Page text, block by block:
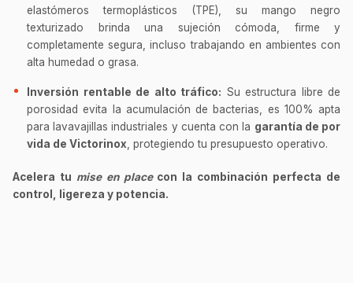
elastómeros termoplásticos (TPE), su mango negro
texturizado brinda una sujeción cómoda, firme y
completamente segura, incluso trabajando en ambientes con
alta humedad o grasa.
Inversión rentable de alto tráfico: Su estructura libre de
porosidad evita la acumulación de bacterias, es 100% apta
para lavavajillas industriales y cuenta con la garantía de por
vida de Victorinox , protegiendo tu presupuesto operativo.
Acelera tu mise en placecon la combinación perfecta de
control, ligereza y potencia.